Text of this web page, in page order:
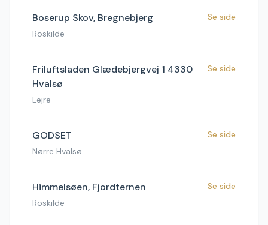
Boserup Skov, Bregnebjerg
Roskilde
Se side
Friluftsladen Glædebjergvej 1 4330
Hvalsø
Lejre
Se side
GODSET
Nørre Hvalsø
Se side
Himmelsøen, Fjordternen
Roskilde
Se side